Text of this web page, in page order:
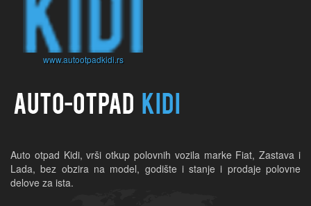
www.autootpadkidi.rs
Auto otpad Kidi, vrši otkup polovnih vozila marke Fiat, Zastava i
Lada, bez obzira na model, godište i stanje i prodaje polovne
delove za ista.